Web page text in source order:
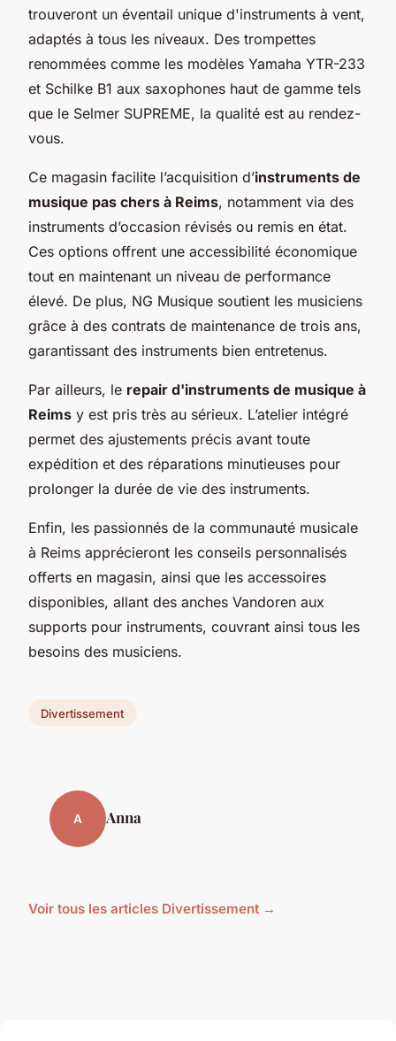
trouveront un éventail unique d'instruments à vent,
adaptés à tous les niveaux. Des trompettes
renommées comme les modèles Yamaha YTR-233
et Schilke B1 aux saxophones haut de gamme tels
que le Selmer SUPREME, la qualité est au rendez-
vous.
Ce magasin facilite l’acquisition d’instruments de
musique pas chers à Reims, notamment via des
instruments d’occasion révisés ou remis en état.
Ces options offrent une accessibilité économique
tout en maintenant un niveau de performance
élevé. De plus, NG Musique soutient les musiciens
grâce à des contrats de maintenance de trois ans,
garantissant des instruments bien entretenus.
Par ailleurs, le repair d'instruments de musique à
Reims y est pris très au sérieux. L’atelier intégré
permet des ajustements précis avant toute
expédition et des réparations minutieuses pour
prolonger la durée de vie des instruments.
Enfin, les passionnés de la communauté musicale
à Reims apprécieront les conseils personnalisés
offerts en magasin, ainsi que les accessoires
disponibles, allant des anches Vandoren aux
supports pour instruments, couvrant ainsi tous les
besoins des musiciens.
Divertissement
A Anna
Voir tous les articles Divertissement →